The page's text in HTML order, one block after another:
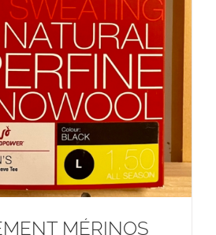
MÉRINOS